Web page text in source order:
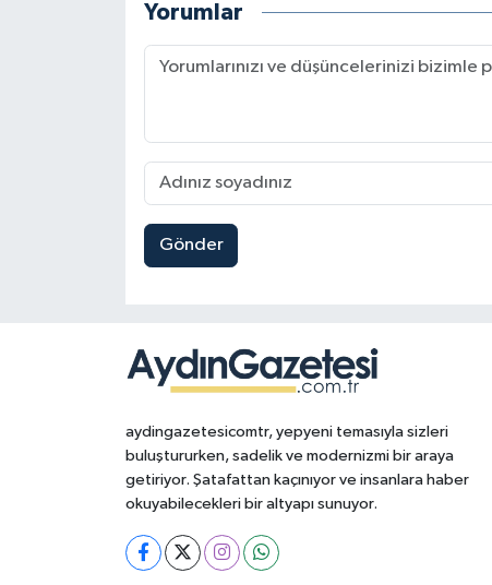
Yorumlar
Gönder
aydingazetesicomtr, yepyeni temasıyla sizleri
buluştururken, sadelik ve modernizmi bir araya
getiriyor. Şatafattan kaçınıyor ve insanlara haber
okuyabilecekleri bir altyapı sunuyor.